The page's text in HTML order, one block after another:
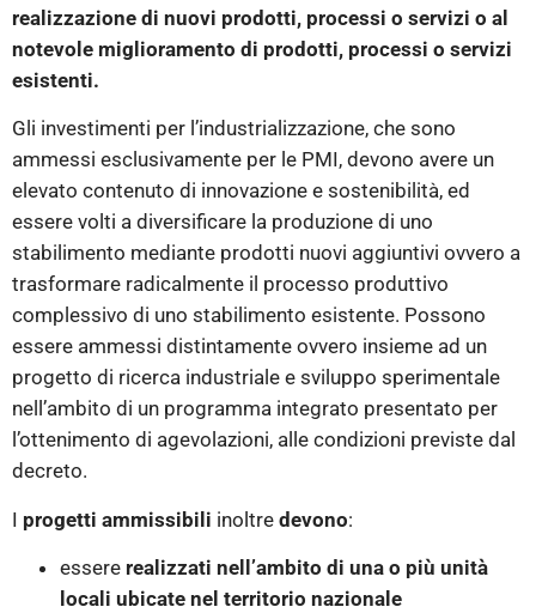
realizzazione di nuovi prodotti, processi o servizi o al
notevole miglioramento di prodotti, processi o servizi
esistenti.
Gli investimenti per l’industrializzazione, che sono
ammessi esclusivamente per le PMI, devono avere un
elevato contenuto di innovazione e sostenibilità, ed
essere volti a diversificare la produzione di uno
stabilimento mediante prodotti nuovi aggiuntivi ovvero a
trasformare radicalmente il processo produttivo
complessivo di uno stabilimento esistente. Possono
essere ammessi distintamente ovvero insieme ad un
progetto di ricerca industriale e sviluppo sperimentale
nell’ambito di un programma integrato presentato per
l’ottenimento di agevolazioni, alle condizioni previste dal
decreto.
I progetti ammissibili inoltre devono:
essere realizzati nell’ambito di una o più unità
locali ubicate nel territorio nazionale